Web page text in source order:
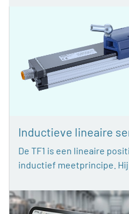
Inductieve lineaire
De TF1 is een lineaire
inductief meetprincipe.